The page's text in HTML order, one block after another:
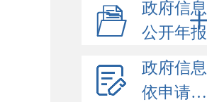
政府信息
公开年报
政府信息
依申请公开